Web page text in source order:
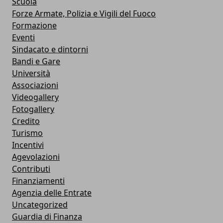
Forze Armate, Polizia e Vigili del Fuoco
Formazione
Eventi
Sindacato e dintorni
Bandi e Gare
Università
Associazioni
Videogallery
Fotogallery
Credito
Turismo
Incentivi
Agevolazioni
Contributi
Finanziamenti
Agenzia delle Entrate
Uncategorized
Guardia di Finanza